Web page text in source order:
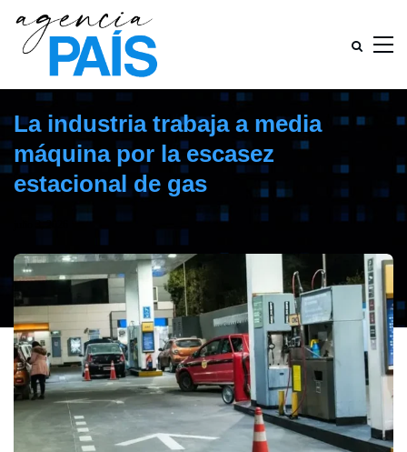
La industria trabaja a media
máquina por la escasez
estacional de gas